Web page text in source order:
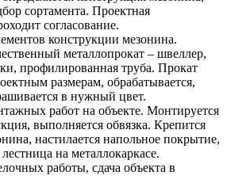
сортамента. Проектная
согласование.
конструкции мезонина.
металлопрокат – швеллер,
профилированная труба. Прокат
размерам, обрабатывается,
в нужный цвет.
работ на объекте. Монтируется
выполняется обвязка. Крепится
настилается напольное покрытие,
на металлокаркасе.
работы, сдача объекта в